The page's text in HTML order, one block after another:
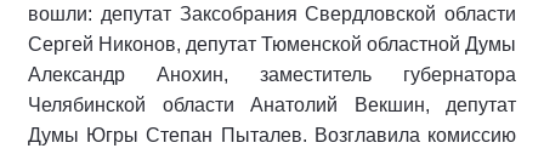
вошли: депутат Заксобрания Свердловской области
Сергей Никонов, депутат Тюменской областной Думы
Александр Анохин, заместитель губернатора
Челябинской области Анатолий Векшин, депутат
Думы Югры Степан Пыталев. Возглавила комиссию